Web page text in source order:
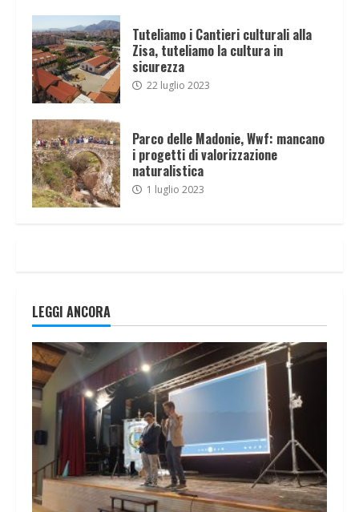
Tuteliamo i Cantieri culturali alla
Zisa, tuteliamo la cultura in
sicurezza
22 luglio 2023
Parco delle Madonie, Wwf: mancano
i progetti di valorizzazione
naturalistica
1 luglio 2023
LEGGI ANCORA